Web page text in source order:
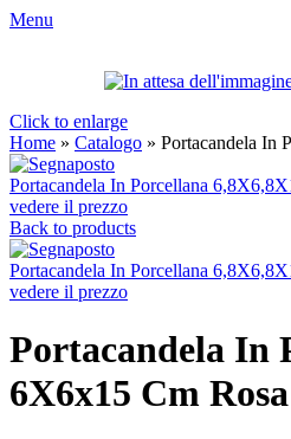
Menu
Click to enlarge
Home » Catalogo » Portacandela In
Portacandela In Porcellana
vedere il prezzo
Back to products
Portacandela In Porcellana
vedere il prezzo
Portacandela In
6X6x15 Cm Rosa